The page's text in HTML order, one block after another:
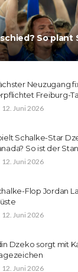
So plant
Neuzugang
Freiburg-
12. Juni 2026
Schalke-Star
So ist der
12. Juni 2026
Flop Jordan
12. Juni 2026
Dzeko sorgt mit
12. Juni 2026